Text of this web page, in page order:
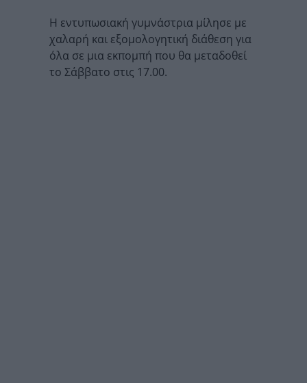
Η εντυπωσιακή γυμνάστρια μίλησε με
χαλαρή και εξομολογητική διάθεση για
όλα σε μια εκπομπή που θα μεταδοθεί
το Σάββατο στις 17.00.